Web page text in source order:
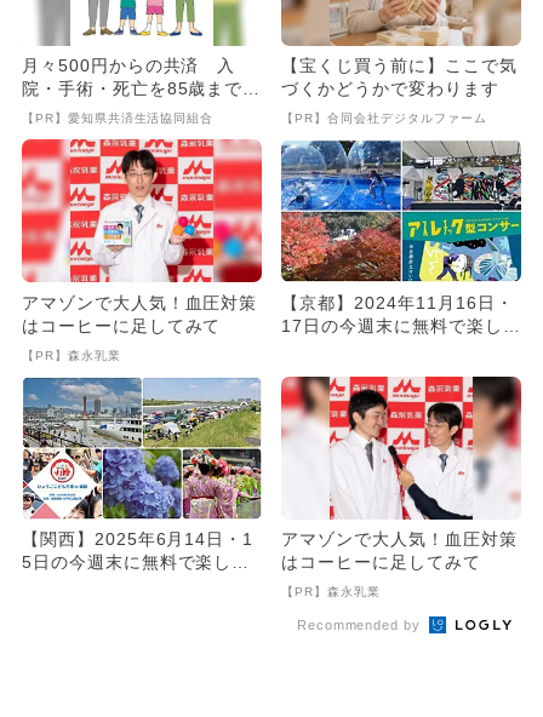
月々500円からの共済 入
院・手術・死亡を85歳まで保
障
【PR】愛知県共済生活協同組合
【宝くじ買う前に】ここで気
づくかどうかで変わります
【PR】合同会社デジタルファーム
アマゾンで大人気！血圧対策
はコーヒーに足してみて
【PR】森永乳業
【京都】2024年11月16日・
17日の今週末に無料で楽しめ
【関西】2025年6月14日・1
5日の今週末に無料で楽しめ
アマゾンで大人気！血圧対策
はコーヒーに足してみて
【PR】森永乳業
Recommended by